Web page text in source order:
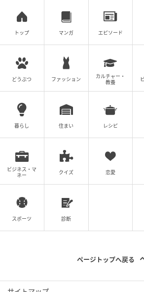
DVD・CD再生
対応方法：別売DVD/CDドライブ
USB接続
再生内容：DVD、CD
正ディスプレイオーディオの画面で
トップ マンガ エピソード
どうぶつ ファッション
カルチャー・
教養
暮らし 住まい レシピ
ビジネス・マ
ネー
クイズ 恋愛
スポーツ 診断
ページトップへ戻る